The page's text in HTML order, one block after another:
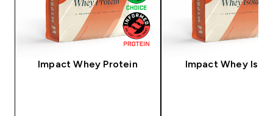
Impact Whey Protein Impact Whey